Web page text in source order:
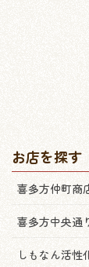
お店を探す
喜多方仲町商
喜多方中央通
しもなん活性